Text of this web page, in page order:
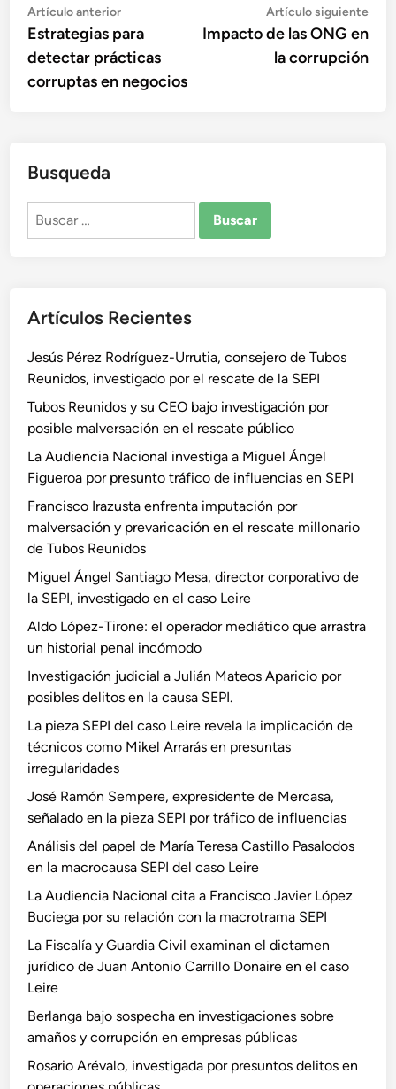
Navegación
de
entradas
Artículo anteriorArtículo
anterior:
Estrategias para
detectar prácticas
corruptas en negocios
Artículo siguiente
Impacto de las ONG en
la corrupción
Busqueda
Buscar:
Artículos Recientes
Jesús Pérez Rodríguez-Urrutia, consejero de Tubos
Reunidos, investigado por el rescate de la SEPI
Tubos Reunidos y su CEO bajo investigación por
posible malversación en el rescate público
La Audiencia Nacional investiga a Miguel Ángel
Figueroa por presunto tráfico de influencias en SEPI
Francisco Irazusta enfrenta imputación por
malversación y prevaricación en el rescate millonario
de Tubos Reunidos
Miguel Ángel Santiago Mesa, director corporativo de
la SEPI, investigado en el caso Leire
Aldo López-Tirone: el operador mediático que arrastra
un historial penal incómodo
Investigación judicial a Julián Mateos Aparicio por
posibles delitos en la causa SEPI.
La pieza SEPI del caso Leire revela la implicación de
técnicos como Mikel Arrarás en presuntas
irregularidades
José Ramón Sempere, expresidente de Mercasa,
señalado en la pieza SEPI por tráfico de influencias
Análisis del papel de María Teresa Castillo Pasalodos
en la macrocausa SEPI del caso Leire
La Audiencia Nacional cita a Francisco Javier López
Buciega por su relación con la macrotrama SEPI
La Fiscalía y Guardia Civil examinan el dictamen
jurídico de Juan Antonio Carrillo Donaire en el caso
Leire
Berlanga bajo sospecha en investigaciones sobre
amaños y corrupción en empresas públicas
Rosario Arévalo, investigada por presuntos delitos en